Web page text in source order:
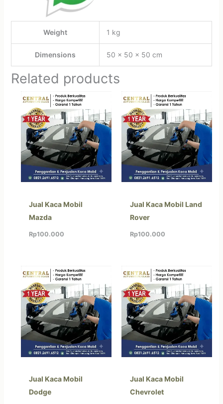
Weight 1 kg
Dimensions 50 × 50 × 50 cm
Related products
Jual Kaca Mobil
Mazda
Rp100.000
Jual Kaca Mobil Land
Rover
Rp100.000
Jual Kaca Mobil
Dodge
Jual Kaca Mobil
Chevrolet